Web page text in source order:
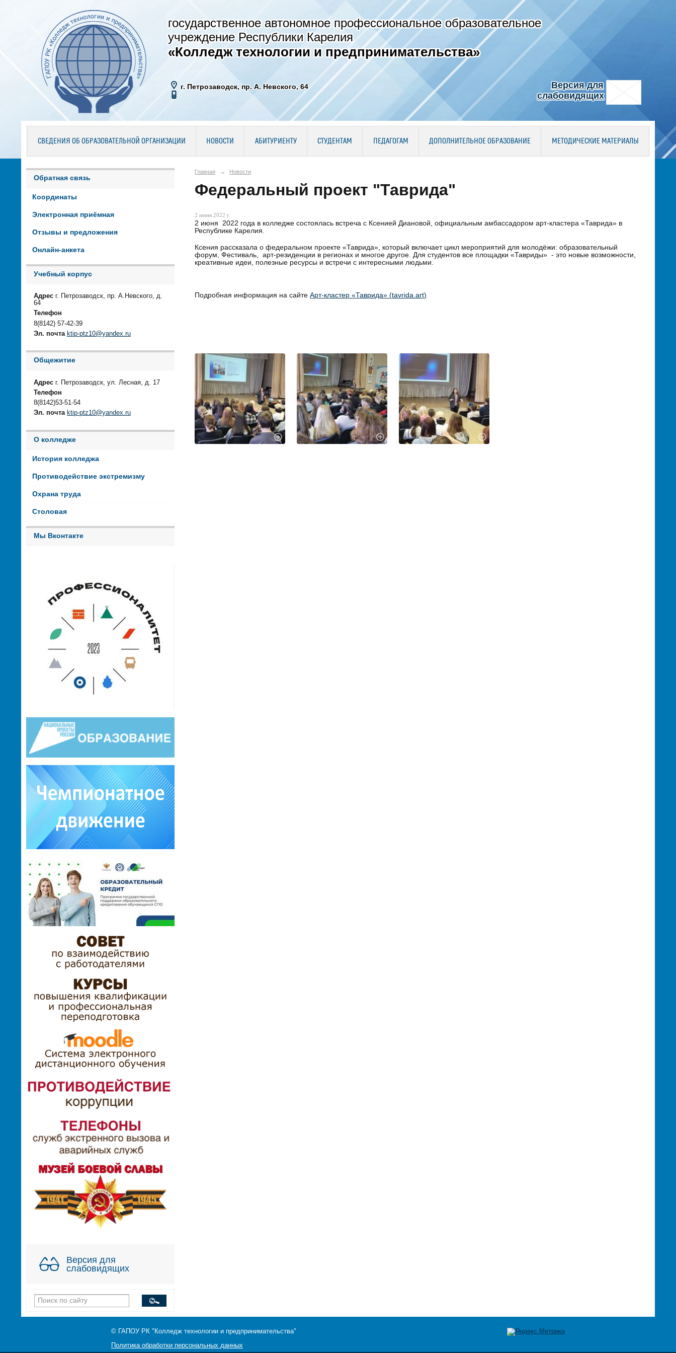
государственное автономное профессиональное образовательное
учреждение Республики Карелия
«Колледж технологии и предпринимательства»
г. Петрозаводск, пр. А. Невского, 64
Версия для
слабовидящих
СВЕДЕНИЯ ОБ ОБРАЗОВАТЕЛЬНОЙ ОРГАНИЗАЦИИ НОВОСТИ АБИТУРИЕНТУ СТУДЕНТАМ ПЕДАГОГАМ ДОПОЛНИТЕЛЬНОЕ ОБРАЗОВАНИЕ МЕТОДИЧЕСКИЕ МАТЕРИАЛЫ
Обратная связь
Координаты
Электронная приёмная
Отзывы и предложения
Онлайн-анкета
Учебный корпус
Адрес г. Петрозаводск, пр. А.Невского, д.
64
Телефон
8(8142) 57-42-39
Эл. почта ktip-ptz10@yandex.ru
Общежитие
Адрес г. Петрозаводск, ул. Лесная, д. 17
Телефон
8(8142)53-51-54
Эл. почта ktip-ptz10@yandex.ru
О колледже
История колледжа
Противодействие экстремизму
Охрана труда
Столовая
Мы Вконтакте
Версия для
слабовидящих
Главная → Новости
Федеральный проект "Таврида"
2 июня 2022 г.
2 июня 2022 года в колледже состоялась встреча с Ксенией Диановой, официальным амбассадором арт-кластера «Таврида» в
Республике Карелия.
Ксения рассказала о федеральном проекте «Таврида», который включает цикл мероприятий для молодёжи: образовательный
форум, Фестиваль, арт-резиденции в регионах и многое другое. Для студентов все площадки «Тавриды» - это новые возможности,
креативные идеи, полезные ресурсы и встречи с интересными людьми.
Подробная информация на сайте Арт-кластер «Таврида» (tavrida.art)
© ГАПОУ РК "Колледж технологии и предпринимательства"
Политика обработки персональных данных